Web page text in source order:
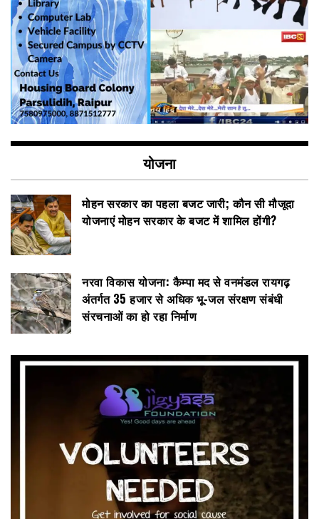
योजना
मोहन सरकार का पहला बजट जारी; कौन सी मौजूदा
योजनाएं मोहन सरकार के बजट में शामिल होंगी?
नरवा विकास योजना: कैम्पा मद से वनमंडल रायगढ़
अंतर्गत 35 हजार से अधिक भू-जल संरक्षण संबंधी
संरचनाओं का हो रहा निर्माण